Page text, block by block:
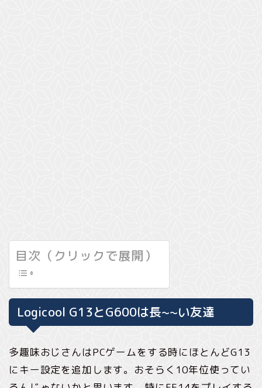
目次（クリックで展開）
Logicool G13とG600は長~~い友達
多趣味おじさんはPCゲームをする時にほとんどG13
にキー設定を追加します。おそらく10年位使ってい